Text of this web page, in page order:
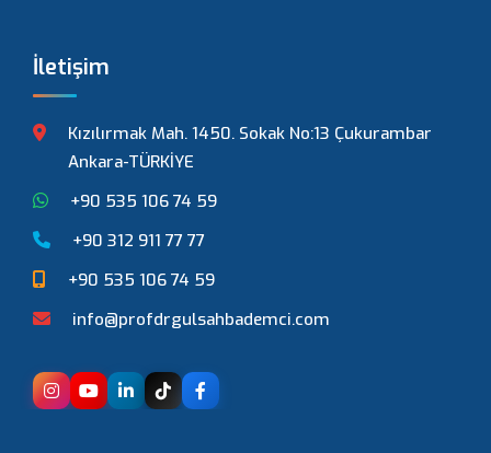
İletişim
Kızılırmak Mah. 1450. Sokak No:13 Çukurambar
Ankara-TÜRKİYE
+90 535 106 74 59
+90 312 911 77 77
+90 535 106 74 59
info@profdrgulsahbademci.com